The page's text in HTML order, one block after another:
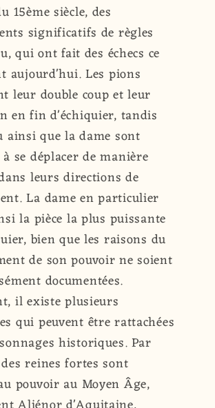
15ème siècle, des
significatifs de règles
qui ont fait des échecs ce
aujourd'hui. Les pions
leur double coup et leur
en fin d'échiquier, tandis
ainsi que la dame sont
se déplacer de manière
leurs directions de
La dame en particulier
la pièce la plus puissante
bien que les raisons du
de son pouvoir ne soient
documentées.
il existe plusieurs
qui peuvent être rattachées
historiques. Par
reines fortes sont
pouvoir au Moyen Âge,